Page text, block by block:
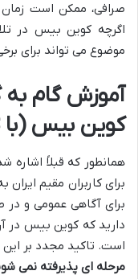
صرافی، ممکن است
اگرچه کوین بیس در
موضوع می تواند برای
آموزش گام به
کوین بیس (با
همانطور که قبلاً اشاره
برای کاربران مقیم
برای آگاهی عمومی و
دارید که کوین بیس در
است. تاکید مجدد بر
مرحله ای پذیرفته نمی